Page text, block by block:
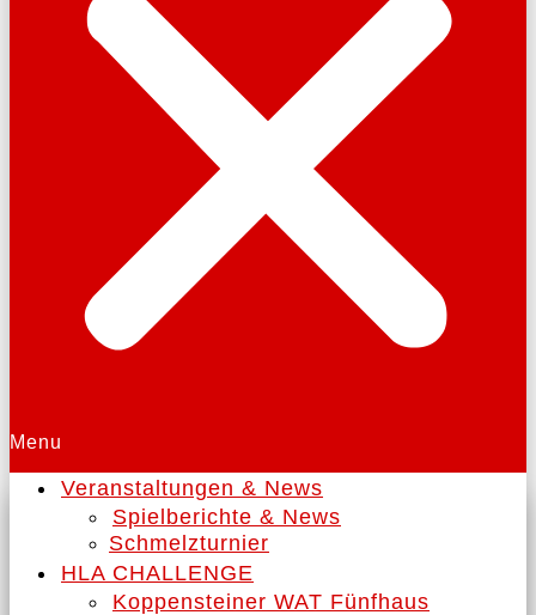
Menu
Veranstaltungen & News
Spielberichte & News
Schmelzturnier
HLA CHALLENGE
Koppensteiner WAT Fünfhaus